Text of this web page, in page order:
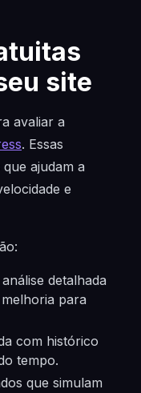
site
avaliar a
. Essas
ajudam a
e
análise detalhada
para
com histórico
tempo.
que simulam